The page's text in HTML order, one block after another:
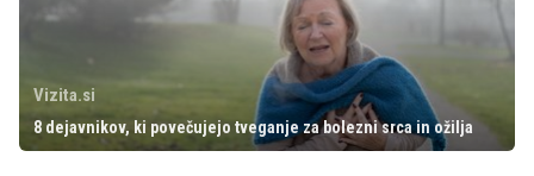
Vizita.si
8 dejavnikov, ki povečujejo tveganje za bolezni srca in ožilja